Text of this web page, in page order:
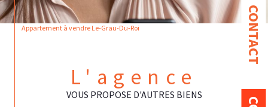
CONTACT
Appartement à vendre Le-Grau-Du-Roi
L'agence
VOUS PROPOSE D'AUTRES BIENS